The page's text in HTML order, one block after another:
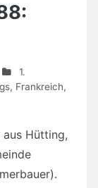
1.
, Frankreich,
Hütting,